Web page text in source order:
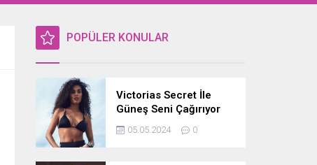
POPÜLER KONULAR
Victorias Secret İle
Güneş Seni Çağırıyor
05.05.2024 0